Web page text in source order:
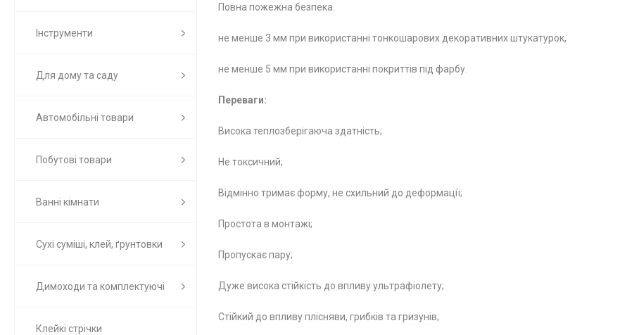
Інструменти
Для дому та саду
Автомобільні товари
Побутові товари
Ванні кімнати
Сухі суміші, клей, ґрунтовки
Димоходи та комплектуючі
Клейкі стрічки
Повна пожежна безпека.
не менше 3 мм при використанні тонкошарових декоративних штукатурок,
не менше 5 мм при використанні покриттів під фарбу.
Переваги:
Висока теплозберігаюча здатність;
Не токсичний;
Відмінно тримає форму, не схильний до деформації;
Простота в монтажі;
Пропускає пару;
Дуже висока стійкість до впливу ультрафіолету;
Стійкий до впливу плісняви, грибків та гризунів;